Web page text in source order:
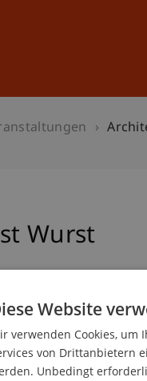
Wurst
Raumentwicklung
Website
verwenden Cookies, um
von Drittanbietern
Unbedingt